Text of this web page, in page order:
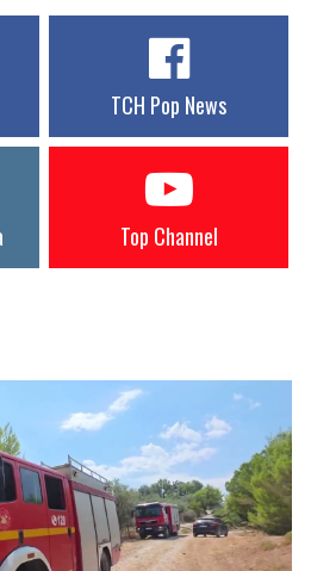
TCH Pop News
Top Channel